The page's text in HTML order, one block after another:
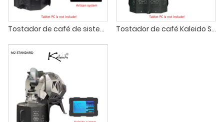
Tostador de café de sistema dual Kaleido Sniper M10 para cafetería Tostador de café Kaleido Sniper M10 Pro aillio bala